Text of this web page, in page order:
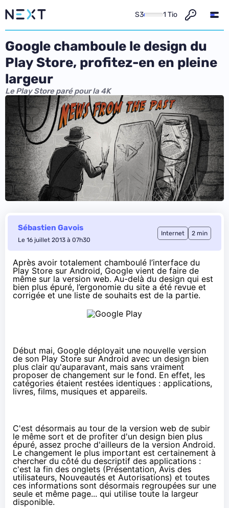
S3 1 Tio
Google chamboule le design du
Play Store, profitez-en en pleine
largeur
Le Play Store paré pour la 4K
Sébastien Gavois
Le 16 juillet 2013 à 07h30
Internet 2 min
Après avoir totalement chamboulé l’interface du
Play Store sur Android, Google vient de faire de
même sur la version web. Au-delà du design qui est
bien plus épuré, l’ergonomie du site a été revue et
corrigée et une liste de souhaits est de la partie.
Début mai, Google déployait une nouvelle version
de son Play Store sur Android avec un design bien
plus clair qu'auparavant, mais sans vraiment
proposer de changement sur le fond. En effet, les
catégories étaient restées identiques : applications,
livres, films, musiques et appareils.
C'est désormais au tour de la version web de subir
le même sort et de profiter d'un design bien plus
épuré, assez proche d'ailleurs de la version Android.
Le changement le plus important est certainement à
chercher du côté du descriptif des applications :
c'est la fin des onglets (Présentation, Avis des
utilisateurs, Nouveautés et Autorisations) et toutes
ces informations sont désormais regroupées sur une
seule et même page... qui utilise toute la largeur
disponible.